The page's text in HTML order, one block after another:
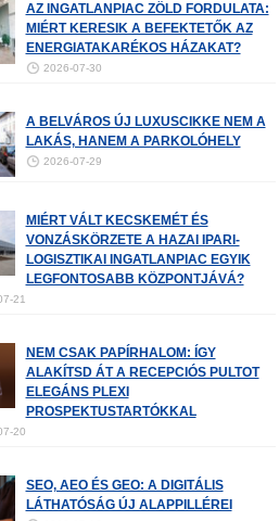
AZ INGATLANPIAC ZÖLD FORDULATA:
MIÉRT KERESIK A BEFEKTETŐK AZ
ENERGIATAKARÉKOS HÁZAKAT?
2026-07-30
A BELVÁROS ÚJ LUXUSCIKKE NEM A
LAKÁS, HANEM A PARKOLÓHELY
2026-07-29
MIÉRT VÁLT KECSKEMÉT ÉS
VONZÁSKÖRZETE A HAZAI IPARI-
LOGISZTIKAI INGATLANPIAC EGYIK
LEGFONTOSABB KÖZPONTJÁVÁ?
21
NEM CSAK PAPÍRHALOM: ÍGY
ALAKÍTSD ÁT A RECEPCIÓS PULTOT
ELEGÁNS PLEXI
PROSPEKTUSTARTÓKKAL
20
SEO, AEO ÉS GEO: A DIGITÁLIS
LÁTHATÓSÁG ÚJ ALAPPILLÉREI